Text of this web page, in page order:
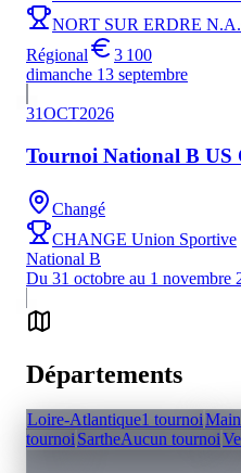
NORT SUR ERDRE
Régional
3 100
dimanche 13 septembre
31OCT2026
Tournoi National B US
Changé
CHANGE Union Sportive
National B
Du 31 octobre au 1 novembre
Départements
Loire-Atlantique1 tournoi
tournoiSartheAucun tournoi